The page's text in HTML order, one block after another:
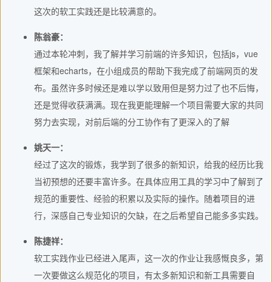
这次的软工实践还是比较满意的。
陈翁豪：
通过本轮冲刺，我了解并学习前端的许多知识，包括js，vue
框架和echarts，在小组成员的帮助下我完成了前端网页的发
布。虽然许多时候还是难以学以致用但是努力过了也不后悔，
还是觉得收获满满。现在我更能理解一个项目需要大家的共同
努力去实现，对前后端的分工协作有了更深入的了解
姚天一：
经过了这次的锻炼，我学到了很多的新知识，给我的经历比我
当初预想的还要丰富许多。在具体应用工具的学习中了解到了
规范的重要性、经验的积累以及实际的操作。随着项目的进
行，深感自己专业知识的欠缺，在之后希望自己能多多实践。
陈捷祥：
软工实践作业已经进入尾声，这一次的作业让我感慨良多，第
一次要做这么规范化的项目，有太多新知识和新工具需要自